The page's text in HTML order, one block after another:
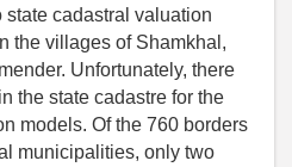
cadastral valuation
the villages of Shamkhal,
Unfortunately, there
the state cadastre for the
models. Of the 760 borders
municipalities, only two